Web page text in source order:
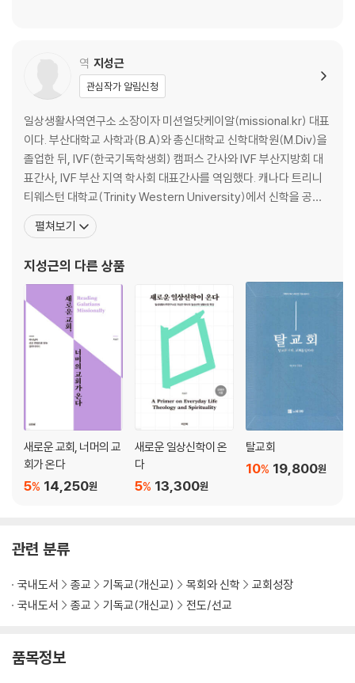
역 지성근
관심작가 알림신청
일상생활사역연구소 소장이자 미션얼닷케이알(missional.kr) 대표
이다. 부산대학교 사학과(B.A)와 총신대학교 신학대학원(M.Div)을
졸업한 뒤, IVF(한국기독학생회) 캠퍼스 간사와 IVF 부산지방회 대
표간사, IVF 부산 지역 학사회 대표간사를 역임했다. 캐나다 트리니
티웨스턴 대학교(Trinity Western University)에서 신학을 공부
했으며(M.T.S.), 밴쿠버 캐리 신학교(Carey Theological Semin
ary)에서 목회학 박사과정(D. Min.)을 수료했다. 지난 2005년 개척
펼쳐보기
지성근의 다른 상품
새로운 교회, 너머의 교
회가 온다
14,250원
5%
새로운 일상신학이 온
다
13,300원
5%
탈교회
19,800원
10%
관련 분류
국내도서 종교 기독교(개신교) 목회와 신학
교회성장
국내도서
종교 기독교(개신교) 전도/선교
품목정보